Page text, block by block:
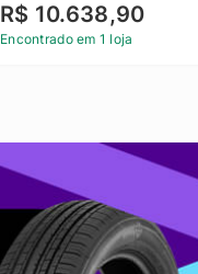
R$ 10.638,90
Encontrado em 1 loja